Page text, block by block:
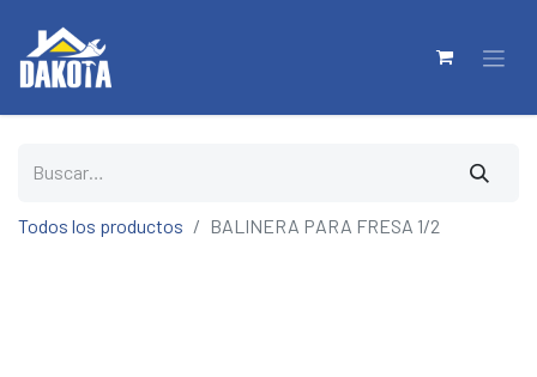
Todos los productos BALINERA PARA FRESA 1/2